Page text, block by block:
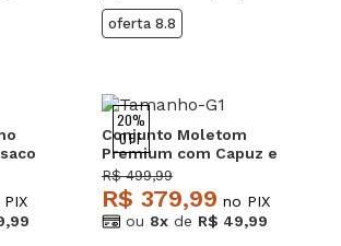
oferta 8.8
20%
OFF
Conjunto Moletom
Premium com Capuz e
Textura em Veludo
Verde Salvatore
R$ 499,99
R$ 379,99 no PIX
ou 8x de R$ 49,99